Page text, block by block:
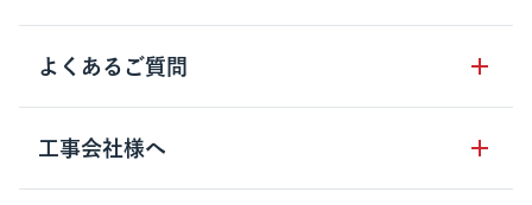
お客さまの声
空き家の処分を検討のお客様へ
鉄骨造住宅の相場
RC造住宅の相場
家じまいの相談窓口
よくあるご質問
クラッソーネの利用方法
工事の進め方
工事会社様へ